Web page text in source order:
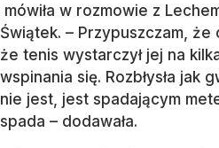
mówiła w rozmowie z
Świątek. – Przypuszczam, że
że tenis wystarczył jej na
wspinania się. Rozbłysła jak
nie jest, jest spadającym
spada – dodawała.